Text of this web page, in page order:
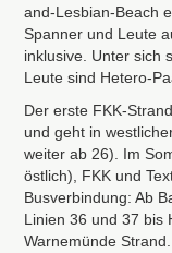
and-Lesbian-Beach
Spanner und Leute
inklusive. Unter sich
Leute sind Hetero-
Der erste FKK-
und geht in
weiter ab 26). Im
östlich), FKK und
Busverbindung: Ab
Linien 36 und 37 bis
Warnemünde